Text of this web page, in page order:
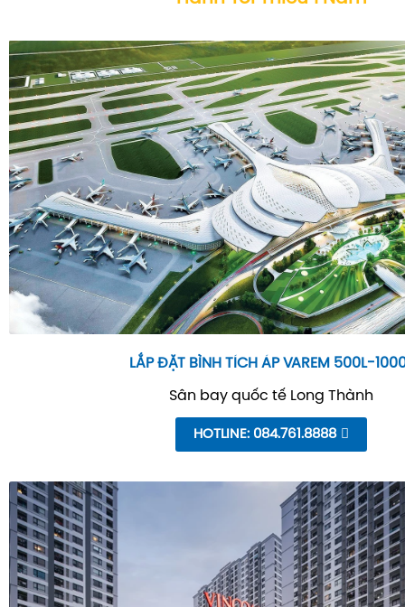
LẮP ĐẶT BÌNH TÍCH ÁP VAREM 500L-
Sân bay quốc tế Long Thành
HOTLINE: 084.761.8888